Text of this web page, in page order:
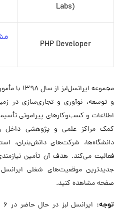
Labs)
PHP Developer
مجموعه
و توسعه، نوآوری و تجاری‌سازی در
اطلاعات و کسب‌وکارهای پیرامونی
کمک مراکز علمی و پژوهشی داخل
دانشگاه‌ها، شرکت‌های دانش‌بنیان،
جدیدترین موقعیت‌های شغلی ایرانسل
صفحه مشاهده کنید.
توجه: